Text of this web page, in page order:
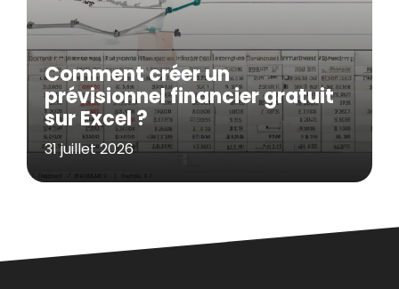
Comment créer un
prévisionnel financier gratuit
sur Excel ?
31 juillet 2026